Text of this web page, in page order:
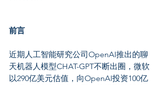
前言
近期人工智能研究公司OpenAI推出的聊
天机器人模型CHAT-GPT不断出圈，微软
以290亿美元估值，向OpenAI投资100亿